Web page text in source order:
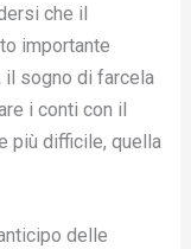
che il
importante
il sogno di farcela
i conti con il
più difficile, quella
delle